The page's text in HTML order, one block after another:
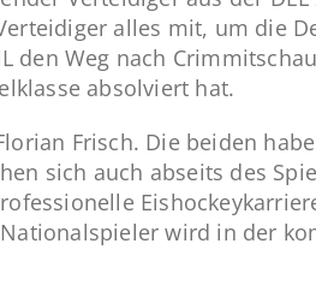
alles mit, um die
Weg nach
absolviert hat.
Frisch. Die beiden
sich auch abseits des
wird in der